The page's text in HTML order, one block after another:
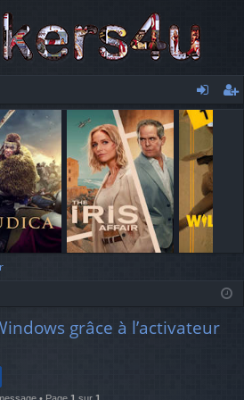
o
n
ne
xi
grâce à l’activateur